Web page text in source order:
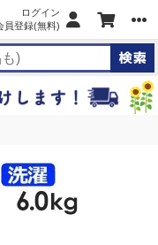
ログイン
員登録(無料)